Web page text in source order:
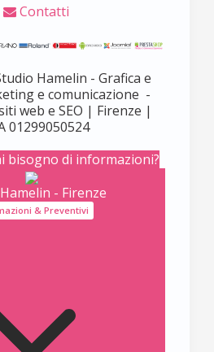
Contatti
Hamelin - Grafica e
e comunicazione -
web e SEO | Firenze |
01299050524
bisogno di informazioni?
- Firenze
& Preventivi